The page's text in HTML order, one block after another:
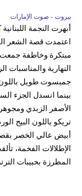
بيروت - صوت الإمارات
أبهرت النجمة
اعتمدت قصة الشعر
مبتكرة وخاطفة جمعت
النهارية والمناسبات
جمبسوت طويل باللون
بينما انسدل الجزء
الأصفر الزبدي
تريكو باللون البيج
أبيض عالي الخصر
الإطلالات الفخمة،
المطرزة بحبيبات